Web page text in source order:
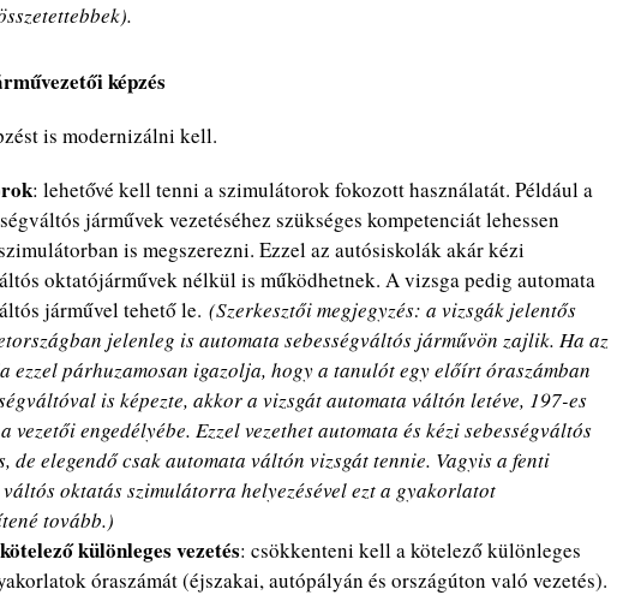
képzés
is modernizálni kell.
: lehetővé kell tenni a szimulátorok fokozott használatát. Például a
járművek vezetéséhez szükséges kompetenciát lehessen
is megszerezni. Ezzel az autósiskolák akár kézi
oktatójárművek nélkül is működhetnek. A vizsga pedig automata
járművel tehető le. (Szerkesztői megjegyzés: a vizsgák jelentős
jelenleg is automata sebességváltós járművön zajlik. Ha az
ezzel párhuzamosan igazolja, hogy a tanulót egy előírt óraszámban
is képezte, akkor a vizsgát automata váltón letéve, 197-es
vezetői engedélyébe. Ezzel vezethet automata és kézi sebességváltós
de elegendő csak automata váltón vizsgát tennie. Vagyis a fenti
oktatás szimulátorra helyezésével ezt a gyakorlatot
tovább.)
különleges vezetés: csökkenteni kell a kötelező különleges
óraszámát (éjszakai, autópályán és országúton való vezetés).